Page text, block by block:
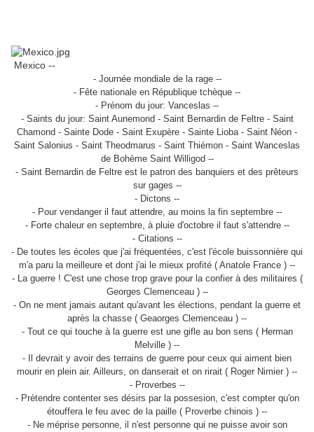
Mexico --
- Journée mondiale de la rage --
- Fête nationale en République tchèque --
- Prénom du jour: Vanceslas --
- Saints du jour: Saint Aunemond - Saint Bernardin de Feltre - Saint
Chamond - Sainte Dode - Saint Exupère - Sainte Lioba - Saint Néon -
Saint Salonius - Saint Theodmarus - Saint Thiémon - Saint Wanceslas
de Bohème Saint Willigod --
- Saint Bernardin de Feltre est le patron des banquiers et des prêteurs
sur gages --
- Dictons --
- Pour vendanger il faut attendre, au moins la fin septembre --
- Forte chaleur en septembre, à pluie d'octobre il faut s'attendre --
- Citations --
- De toutes les écoles que j'ai fréquentées, c'est l'école buissonnière qui
m'a paru la meilleure et dont j'ai le mieux profité ( Anatole France ) --
- La guerre ! C'est une chose trop grave pour la confier à des militaires (
Georges Clemenceau ) --
- On ne ment jamais autant qu'avant les élections, pendant la guerre et
après la chasse ( Geaorges Clemenceau ) --
- Tout ce qui touche à la guerre est une gifle au bon sens ( Herman
Melville ) --
- Il devrait y avoir des terrains de guerre pour ceux qui aiment bien
mourir en plein air. Ailleurs, on danserait et on rirait ( Roger Nimier ) --
- Proverbes --
- Prétendre contenter ses désirs par la possesion, c'est compter qu'on
étouffera le feu avec de la paille ( Proverbe chinois ) --
- Ne méprise personne, il n'est personne qui ne puisse avoir son